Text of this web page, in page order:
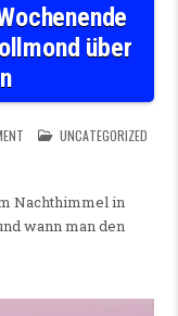
über
ON MIKROMOND IM APRIL:
POSTED IN
UNCATEGORIZED
Nachthimmel in
wann man den